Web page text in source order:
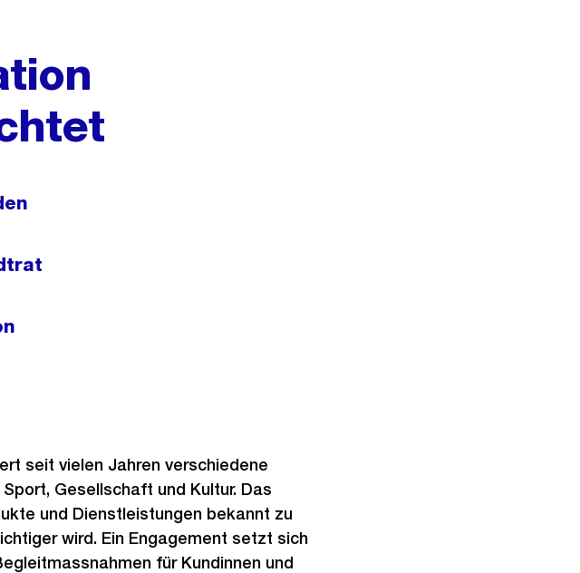
seit vielen Jahren verschiedene
Gesellschaft und Kultur. Das
und Dienstleistungen bekannt zu
wird. Ein Engagement setzt sich
für Kundinnen und